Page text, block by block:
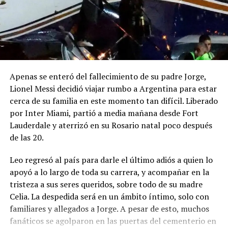
Apenas se enteró del fallecimiento de su padre Jorge,
Lionel Messi decidió viajar rumbo a Argentina para estar
cerca de su familia en este momento tan difícil. Liberado
por Inter Miami, partió a media mañana desde Fort
Lauderdale y aterrizó en su Rosario natal poco después
de las 20.
Leo regresó al país para darle el último adiós a quien lo
apoyó a lo largo de toda su carrera, y acompañar en la
tristeza a sus seres queridos, sobre todo de su madre
Celia. La despedida será en un ámbito íntimo, solo con
familiares y allegados a Jorge. A pesar de esto, muchos
fanáticos se agolparon en las puertas del cementerio en